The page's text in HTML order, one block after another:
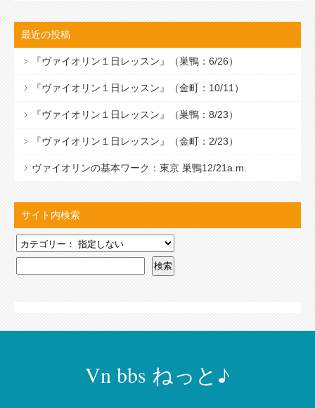
最近の投稿
『ヴァイオリン１日レッスン』（巣鴨：6/26）
『ヴァイオリン１日レッスン』（金町：10/11）
『ヴァイオリン１日レッスン』（巣鴨：8/23）
『ヴァイオリン１日レッスン』（金町：2/23）
ヴァイオリンの基本ワーク：東京 巣鴨12/21a.m.
サイト内検索
Vn bbs ねっと♪